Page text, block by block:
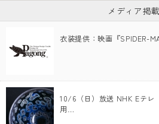
メディア掲載
衣装提供：映画『SPIDER-
10/6（日）放送 NHK Eテレ
用…